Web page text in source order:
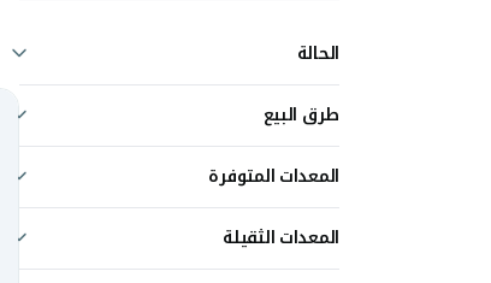
الحالة
جديد
طرق البيع
أبدِ اهتمامك
المعدات المتوفرة
للبيع
المعدات الثقيلة
دلاء